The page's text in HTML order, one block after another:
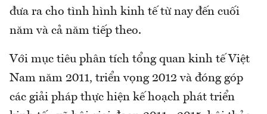
đưa ra cho tình hình kinh tế từ nay đến cuối
năm và cả năm tiếp theo.
Với mục tiêu phân tích tổng quan kinh tế Việt
Nam năm 2011, triển vọng 2012 và đóng góp
các giải pháp thực hiện kế hoạch phát triển